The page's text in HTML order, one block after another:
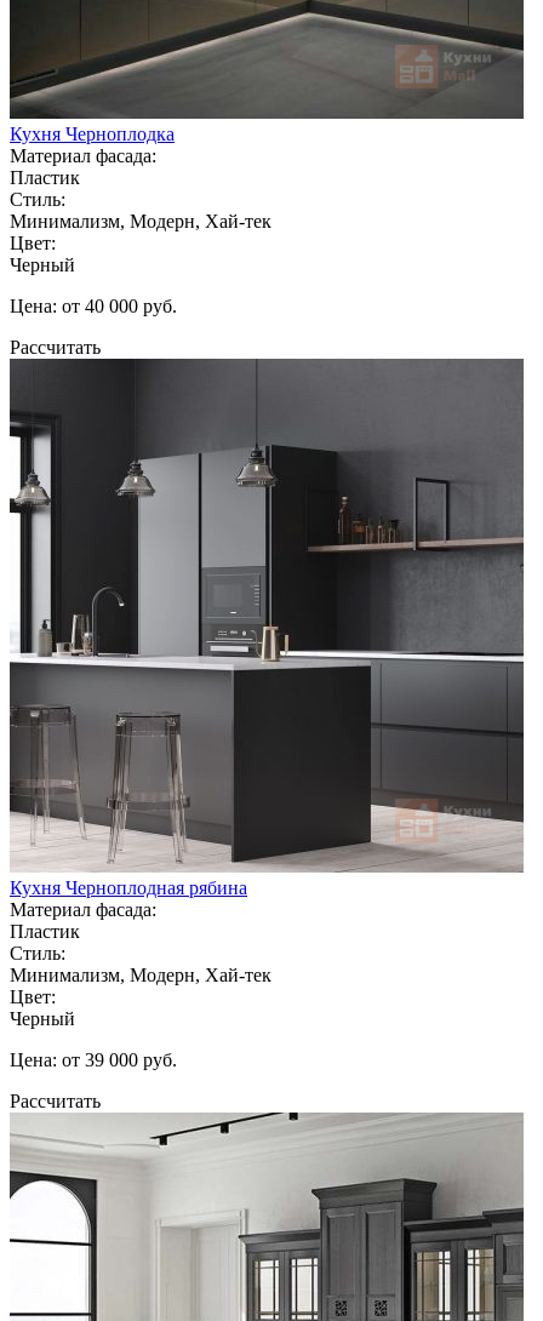
Кухня Черноплодка
Материал фасада:
Пластик
Стиль:
Минимализм, Модерн, Хай-тек
Цвет:
Черный
Цена: от 40 000 руб.
Рассчитать
Кухня Черноплодная рябина
Материал фасада:
Пластик
Стиль:
Минимализм, Модерн, Хай-тек
Цвет:
Черный
Цена: от 39 000 руб.
Рассчитать